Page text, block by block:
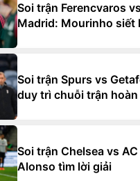
Soi trận Ferencvaros
Madrid: Mourinho siết
Soi trận Spurs vs
duy trì chuỗi trận hoàn
Soi trận Chelsea vs
Alonso tìm lời giải